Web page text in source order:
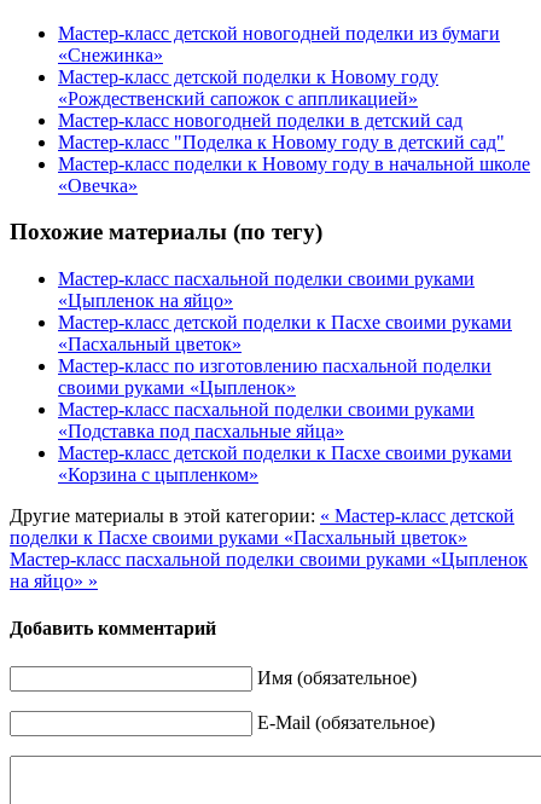
Мастер-класс детской новогодней поделки из бумаги
«Снежинка»
Мастер-класс детской поделки к Новому году
«Рождественский сапожок с аппликацией»
Мастер-класс новогодней поделки в детский сад
Мастер-класс "Поделка к Новому году в детский сад"
Мастер-класс поделки к Новому году в начальной школе
«Овечка»
Похожие материалы (по тегу)
Мастер-класс пасхальной поделки своими руками
«Цыпленок на яйцо»
Мастер-класс детской поделки к Пасхе своими руками
«Пасхальный цветок»
Мастер-класс по изготовлению пасхальной поделки
своими руками «Цыпленок»
Мастер-класс пасхальной поделки своими руками
«Подставка под пасхальные яйца»
Мастер-класс детской поделки к Пасхе своими руками
«Корзина с цыпленком»
Другие материалы в этой категории: « Мастер-класс детской
поделки к Пасхе своими руками «Пасхальный цветок»
Мастер-класс пасхальной поделки своими руками «Цыпленок
на яйцо» »
Добавить комментарий
Имя (обязательное)
E-Mail (обязательное)